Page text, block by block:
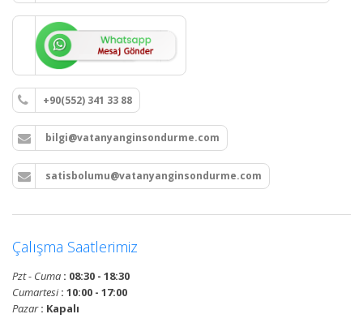
+90(552) 341 33 88
bilgi@vatanyanginsondurme.com
satisbolumu@vatanyanginsondurme.com
Çalışma Saatlerimiz
Pzt - Cuma : 08:30 - 18:30
Cumartesi: 10:00 - 17:00
Pazar: Kapalı